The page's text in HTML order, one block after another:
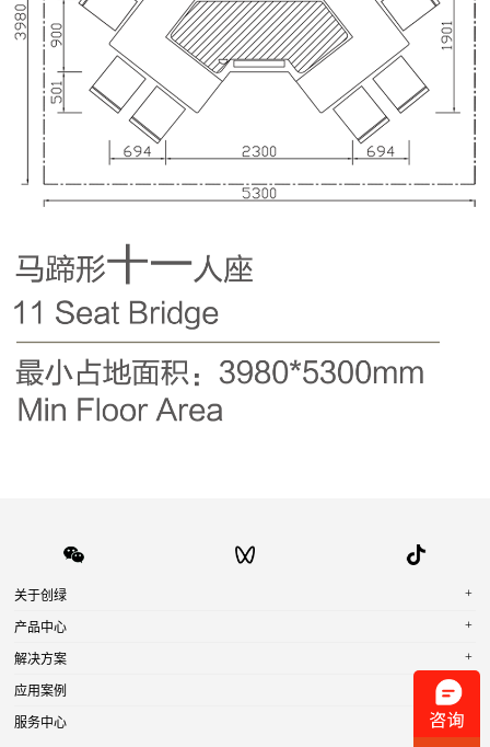
关于创绿 +
产品中心 +
解决方案 +
应用案例
服务中心